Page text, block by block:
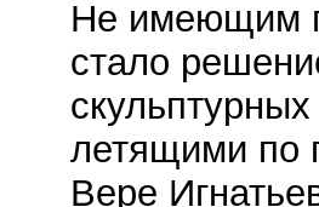
Не имеющим
стало
летящими по
Вере